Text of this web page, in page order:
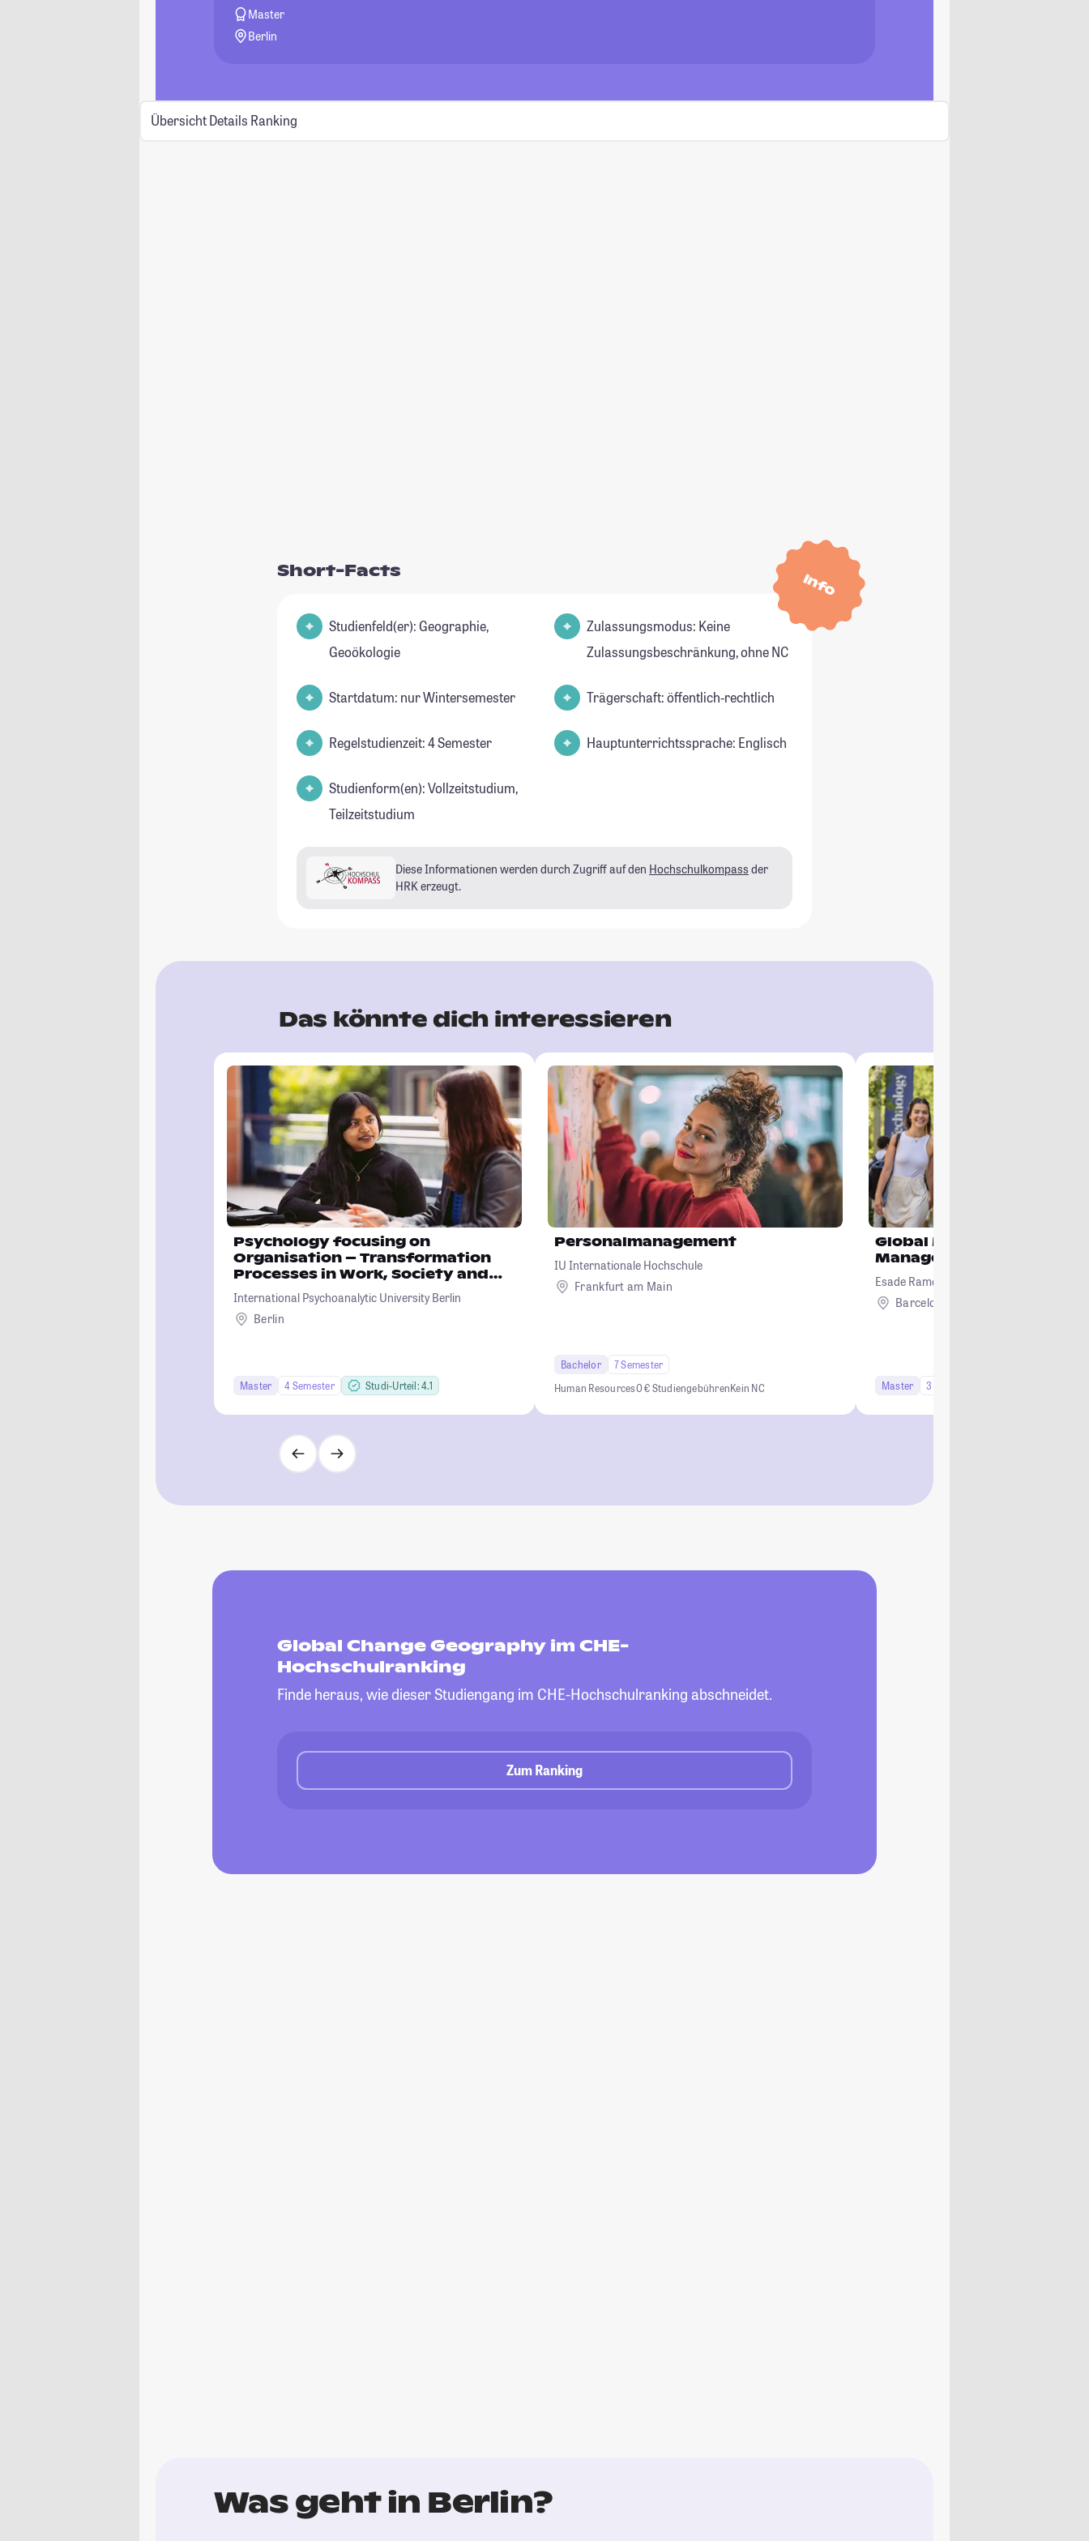
Master
Berlin
Übersicht Details Ranking
Info
Short-Facts
Studienfeld(er): Geographie,
Geoökologie
Startdatum: nur Wintersemester
Regelstudienzeit: 4 Semester
Studienform(en): Vollzeitstudium,
Teilzeitstudium
Zulassungsmodus: Keine
Zulassungsbeschränkung, ohne NC
Trägerschaft: öffentlich-rechtlich
Hauptunterrichtssprache: Englisch
Diese Informationen werden durch Zugriff auf den Hochschulkompass der
HRK erzeugt.
Das könnte dich interessieren
Psychology focusing on
Organisation – Transformation
Processes in Work, Society and
Environment
International Psychoanalytic University Berlin
Berlin
Master 4 Semester Studi-Urteil: 4.1
Personalmanagement
IU Internationale Hochschule
Frankfurt am Main
Bachelor
7 Semester
Human Resources0 € StudiengebührenKein NC
Global Master's in
Management
Esade Ramon Llull University
Barcelona
Master 3 Semester
Global Change Geography im CHE-
Hochschulranking
Finde heraus, wie dieser Studiengang im CHE-Hochschulranking abschneidet.
Zum Ranking
Was geht in Berlin?